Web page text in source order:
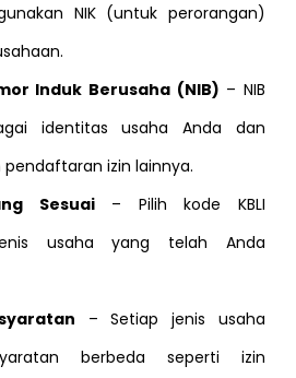
NIK (untuk perorangan)
Induk Berusaha (NIB) – NIB
identitas usaha Anda dan
izin lainnya.
Sesuai– Pilih kode KBLI
usaha yang telah Anda
– Setiap jenis usaha
berbeda seperti izin